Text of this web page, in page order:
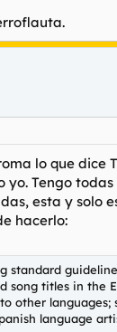
lo que dice
yo. Tengo
esta y solo
hacerlo:
standard
song titles in the
other languages;
language